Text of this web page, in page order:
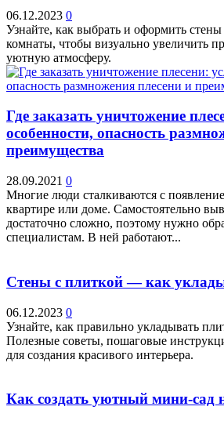
06.12.2023 0
Узнайте, как выбрать и оформить стены
комнаты, чтобы визуально увеличить
уютную атмосферу.
Где заказать уничтожение
особенности, опасность
преимущества
28.09.2021 0
Многие люди сталкиваются с
квартире или доме. Самостоятельно
достаточно сложно, поэтому нужно
специалистам. В ней работают...
Стены с плиткой — как
06.12.2023 0
Узнайте, как правильно укладывать
Полезные советы, пошаговые
для создания красивого интерьера.
Как создать уютный мини-сад